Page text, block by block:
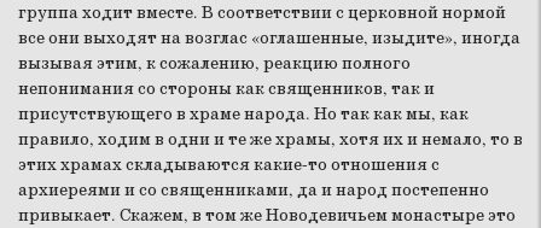
группа ходит вместе. В соответствии с церковной нормой
все они выходят на возглас «оглашенные, изыдите», иногда
вызывая этим, к сожалению, реакцию полного
непонимания со стороны как священников, так и
присутствующего в храме народа. Но так как мы, как
правило, ходим в одни и те же храмы, хотя их и немало, то в
этих храмах складываются какие-то отношения с
архиереями и со священниками, да и народ постепенно
привыкает. Скажем, в том же Новодевичьем монастыре это